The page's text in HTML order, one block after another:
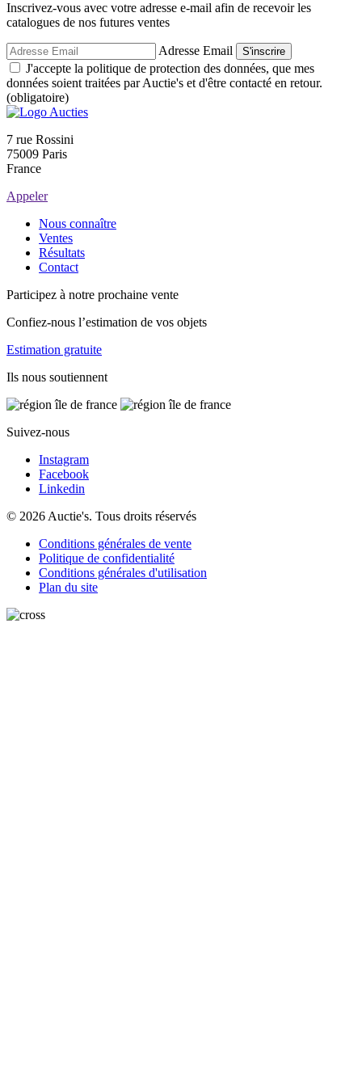
Inscrivez-vous avec votre adresse e-mail afin de recevoir les
catalogues de nos futures ventes
Adresse Email S'inscrire
J'accepte la politique de protection des données, que mes
données soient traitées par Auctie's et d'être contacté en retour.
(obligatoire)
7 rue Rossini
75009 Paris
France
Appeler
Nous connaître
Ventes
Résultats
Contact
Participez à notre prochaine vente
Confiez-nous l’estimation de vos objets
Estimation gratuite
Ils nous soutiennent
Suivez-nous
Instagram
Facebook
Linkedin
© 2026 Auctie's. Tous droits réservés
Conditions générales de vente
Politique de confidentialité
Conditions générales d'utilisation
Plan du site